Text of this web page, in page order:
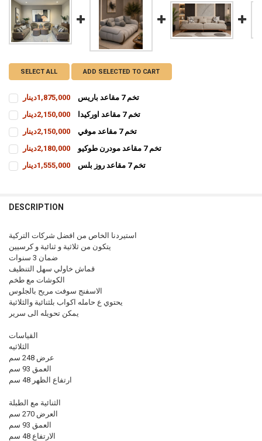
SELECT ALL ADD SELECTED TO CART
تخم 7 مقاعد باريس
1,875,000دينار
CURRENT
STOCK:
QUANTITY:
تخم 7 مقاعد اوركيدا
2,150,000دينار
CURRENT
STOCK:
QUANTITY:
تخم 7 مقاعد موفي
2,150,000دينار
CURRENT
STOCK:
QUANTITY:
تخم 7 مقاعد مودرن طوكيو
2,180,000دينار
CURRENT
STOCK:
QUANTITY:
تخم 7 مقاعد روز بلس
1,555,000دينار
DESCRIPTION
استيردنا الخاص من افضل شركات التركية
يتكون من ثلاثية و ثنائية و كرسيين
ضمان 3 سنوات
قماش خاولي سهل التنظيف
الكوشات مع طخم
الاسفنج سوفت مريح بالجلوس
يحتوي ع حامله اكواب بلثنائية والثلاثية
يمكن تحويله الى سرير
القياسات
الثلاثيه
عرض 248 سم
العمق 93 سم
ارتفاع الظهر 48 سم
الثنائية مع الطبلة
العرض 270 سم
العمق 93 سم
الارتفاع 48 سم